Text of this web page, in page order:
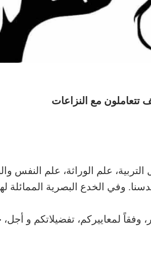
مع النزاعات
علم الوراثة، علم النفس
وفي الخدع البصرية الممائلة
وفقاً لمعاييركم، تفضيلاتكم و